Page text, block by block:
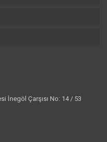
İnegöl Çarşısı No: 14 / 53